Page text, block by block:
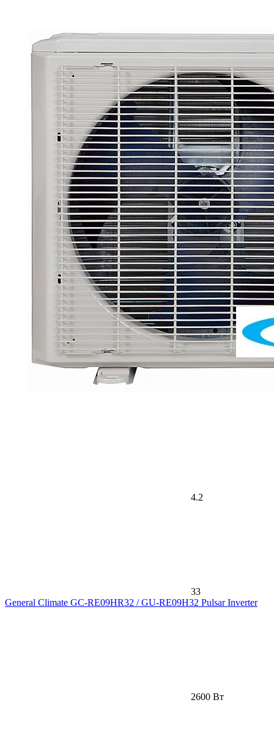
4.2
33
General Climate GC-RE09HR32 / GU-RE09H32 Pulsar Inverter
2600 Вт